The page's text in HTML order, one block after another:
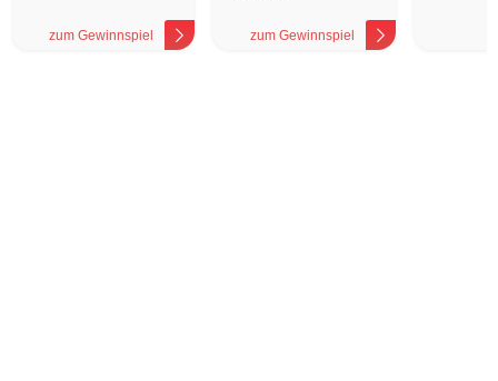
zum Gewinnspiel zum Gewinnspiel